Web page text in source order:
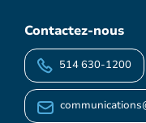
Contactez-nous
514 630-1200